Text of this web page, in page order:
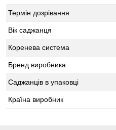
Термін дозрівання
Вік саджанця
Коренева система
Бренд виробника
Саджанців в упаковці
Країна виробник